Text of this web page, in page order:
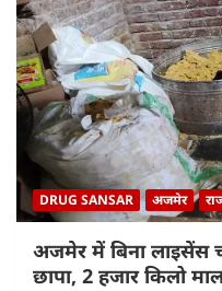
DRUG SANSAR अजमेर
अजमेर में बिना लाइसेंस
छापा, 2 हजार किलो